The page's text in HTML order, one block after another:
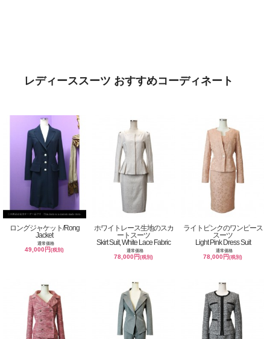
レディーススーツ おすすめコーディネート
ロングジャケット/Rong
Jacket
通常価格
49,000円(税別)
ホワイトレース生地のスカ
ートスーツ
Skirt Suit, White Lace Fabric
通常価格
78,000円(税別)
ライトピンクのワンピース
スーツ
Light Pink Dress Suit
通常価格
78,000円(税別)